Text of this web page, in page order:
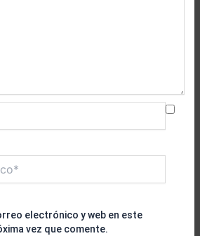
electrónico y web en este
vez que comente.